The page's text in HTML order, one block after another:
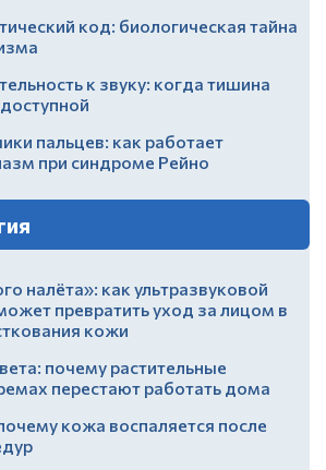
код: биологическая тайна
к звуку: когда тишина
пальцев: как работает
при синдроме Рейно
налёта»: как ультразвуковой
превратить уход за лицом в
кожи
почему растительные
перестают работать дома
кожа воспаляется после